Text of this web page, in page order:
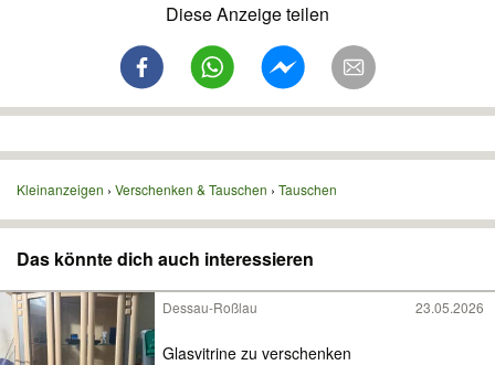
Diese Anzeige teilen
Kleinanzeigen Verschenken & Tauschen Tauschen
Das könnte dich auch interessieren
Dessau-Roßlau 23.05.2026
Glasvitrine zu verschenken